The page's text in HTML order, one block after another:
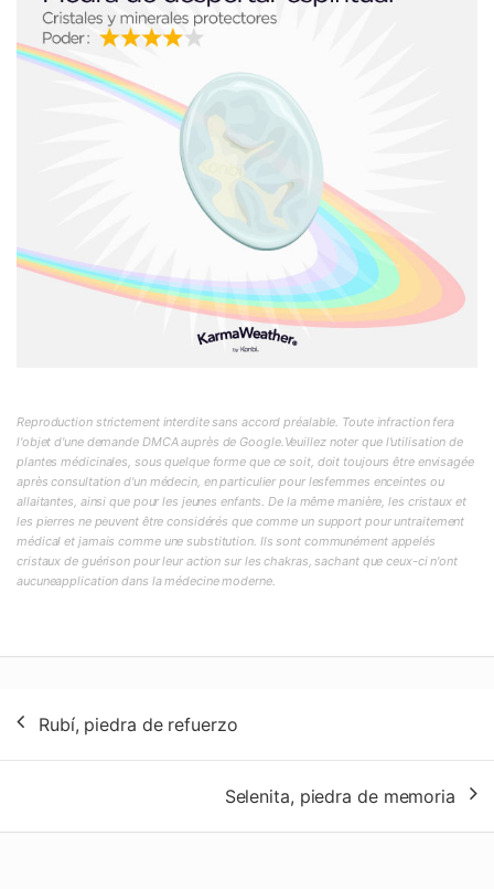
Reproduction strictement interdite sans accord préalable. Toute infraction fera
l'objet d'une demande DMCA auprès de Google.Veuillez noter que l'utilisation de
plantes médicinales, sous quelque forme que ce soit, doit toujours être envisagée
après consultation d'un médecin, en particulier pour lesfemmes enceintes ou
allaitantes, ainsi que pour les jeunes enfants. De la même manière, les cristaux et
les pierres ne peuvent être considérés que comme un support pour untraitement
médical et jamais comme une substitution. Ils sont communément appelés
cristaux de guérison pour leur action sur les chakras, sachant que ceux-ci n'ont
aucuneapplication dans la médecine moderne.
de
entradas
Rubí, piedra de refuerzo
Selenita, piedra de memoria